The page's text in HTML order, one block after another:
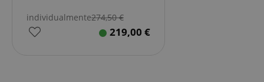
individualmente274,50€
219,00 €